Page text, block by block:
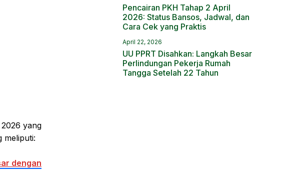
yang
meliputi:
dengan
Pencairan PKH Tahap 2 April
2026: Status Bansos, Jadwal, dan
Cara Cek yang Praktis
April 22, 2026
UU PPRT Disahkan: Langkah Besar
Perlindungan Pekerja Rumah
Tangga Setelah 22 Tahun